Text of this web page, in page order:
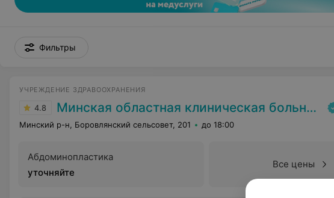
Фильтры
УЧРЕЖДЕНИЕ ЗДРАВООХРАНЕНИЯ
4.8 Минская областная клиническая больница
Минский р-н, Боровлянский сельсовет, 201 до 18:00
Абдоминопластика
уточняйте
Все цены